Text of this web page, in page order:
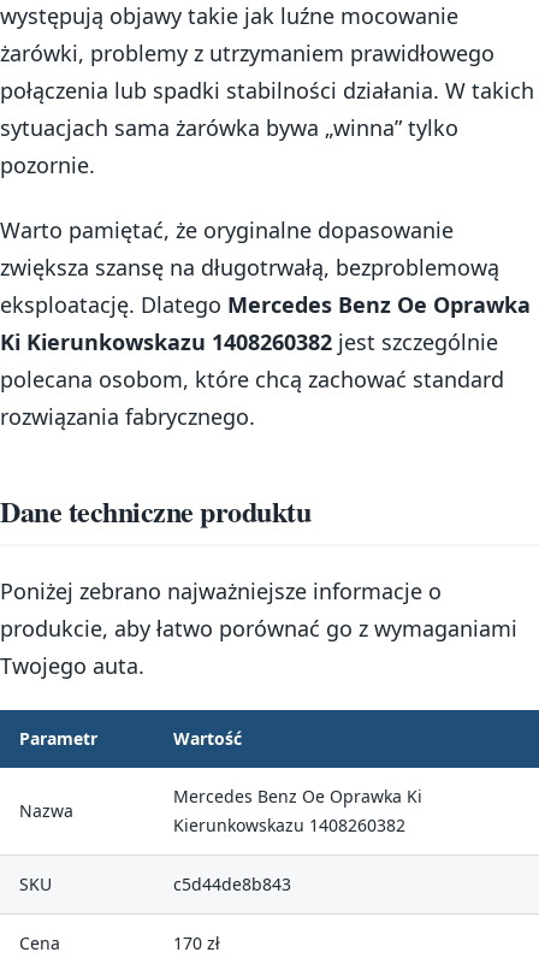
występują objawy takie jak luźne mocowanie
żarówki, problemy z utrzymaniem prawidłowego
połączenia lub spadki stabilności działania. W takich
sytuacjach sama żarówka bywa „winna” tylko
pozornie.
Warto pamiętać, że oryginalne dopasowanie
zwiększa szansę na długotrwałą, bezproblemową
eksploatację. Dlatego Mercedes Benz Oe Oprawka
Ki Kierunkowskazu 1408260382 jest szczególnie
polecana osobom, które chcą zachować standard
rozwiązania fabrycznego.
Dane techniczne produktu
Poniżej zebrano najważniejsze informacje o
produkcie, aby łatwo porównać go z wymaganiami
Twojego auta.
Parametr Wartość
Nazwa
Mercedes Benz Oe Oprawka Ki
Kierunkowskazu 1408260382
SKU c5d44de8b843
Cena 170 zł